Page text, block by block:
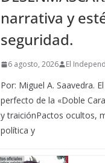
narrativa y
seguridad.
6 agosto, 2026 El
Por: Miguel A. Saavedra.
perfecto de la «Doble
y traiciónPactos ocultos,
política y